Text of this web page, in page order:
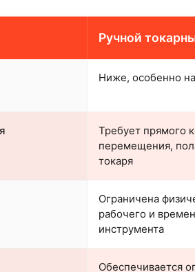
Ручной
Ниже, особенно
Требует прямого
перемещения,
токаря
Ограничена
рабочего и
инструмента
Обеспечивается